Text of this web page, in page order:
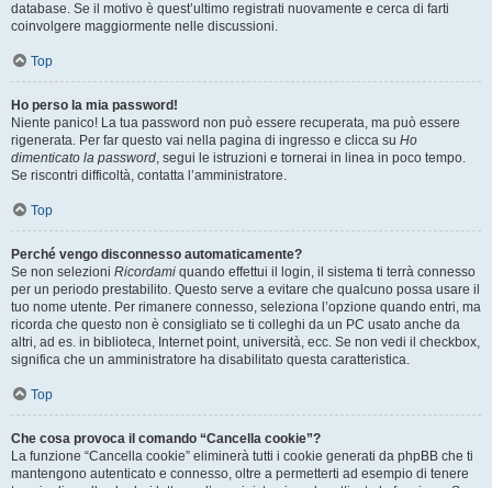
database. Se il motivo è quest’ultimo registrati nuovamente e cerca di farti
coinvolgere maggiormente nelle discussioni.
Top
Ho perso la mia password!
Niente panico! La tua password non può essere recuperata, ma può essere
rigenerata. Per far questo vai nella pagina di ingresso e clicca su Ho
dimenticato la password, segui le istruzioni e tornerai in linea in poco tempo.
Se riscontri difficoltà, contatta l’amministratore.
Top
Perché vengo disconnesso automaticamente?
Se non selezioni Ricordami quando effettui il login, il sistema ti terrà connesso
per un periodo prestabilito. Questo serve a evitare che qualcuno possa usare il
tuo nome utente. Per rimanere connesso, seleziona l’opzione quando entri, ma
ricorda che questo non è consigliato se ti colleghi da un PC usato anche da
altri, ad es. in biblioteca, Internet point, università, ecc. Se non vedi il checkbox,
significa che un amministratore ha disabilitato questa caratteristica.
Top
Che cosa provoca il comando “Cancella cookie”?
La funzione “Cancella cookie” eliminerà tutti i cookie generati da phpBB che ti
mantengono autenticato e connesso, oltre a permetterti ad esempio di tenere